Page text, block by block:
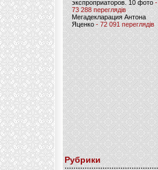
экспроприаторов. 10 фото -
73 288 переглядів
Мегадекларация Антона
Яценко - 72 091 переглядів
Рубрики